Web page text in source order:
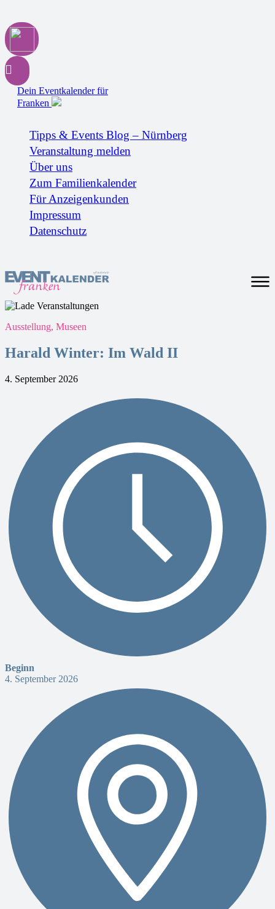
Dein Eventkalender für
Franken
Tipps & Events Blog – Nürnberg
Veranstaltung melden
Über uns
Zum Familienkalender
Für Anzeigenkunden
Impressum
Datenschutz
Ausstellung, Museen
Harald Winter: Im Wald II
4. September 2026
Beginn
4. September 2026